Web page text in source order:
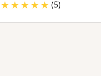
★★★★★ (5)